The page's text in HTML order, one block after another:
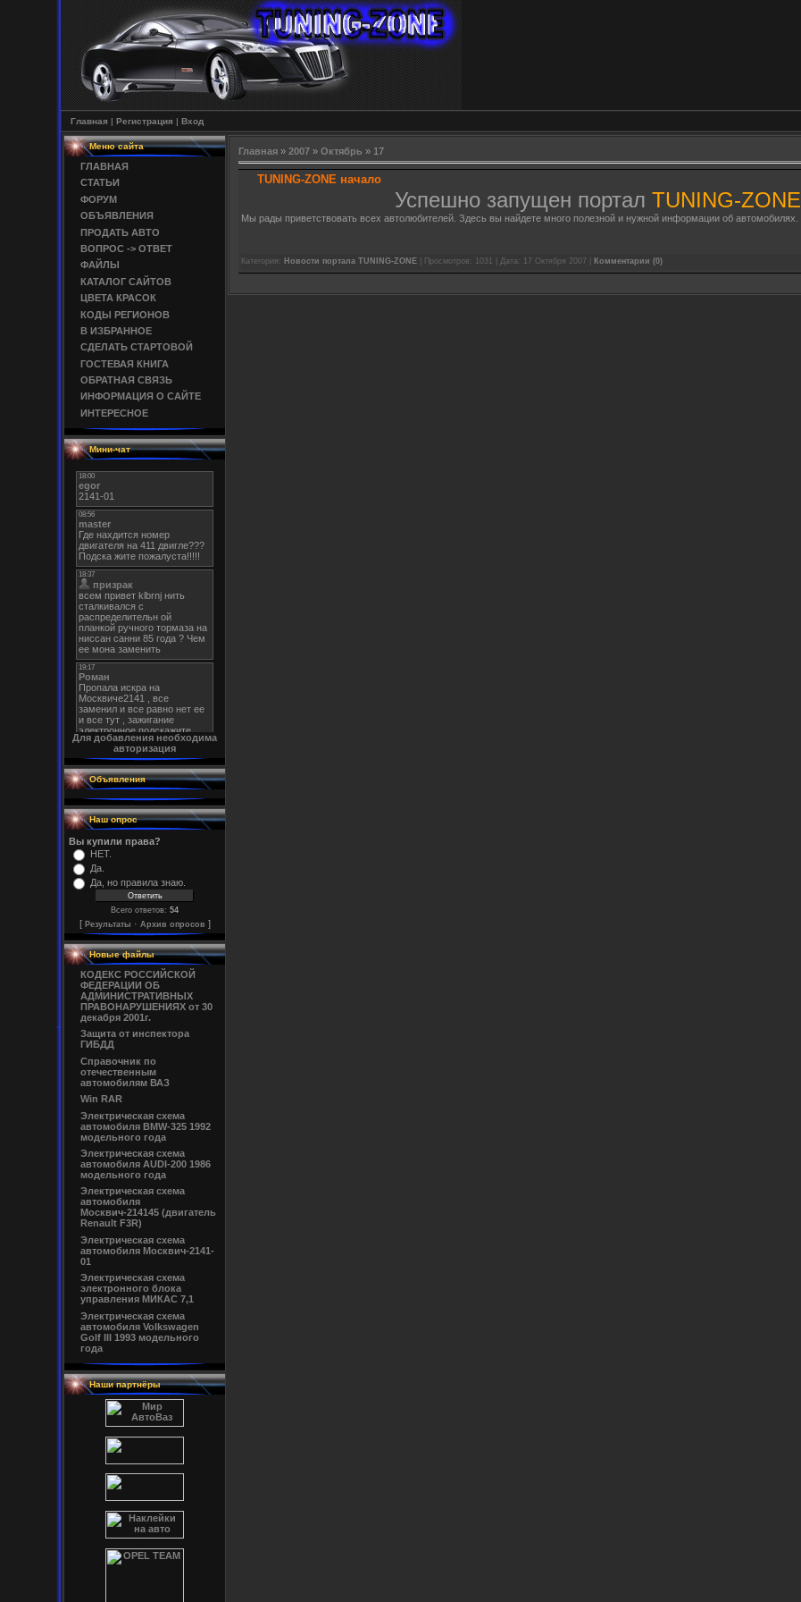
Главная | Регистрация | Вход
Меню сайта
ГЛАВНАЯ
СТАТЬИ
ФОРУМ
ОБЪЯВЛЕНИЯ
ПРОДАТЬ АВТО
ВОПРОС -> ОТВЕТ
ФАЙЛЫ
КАТАЛОГ САЙТОВ
ЦВЕТА КРАСОК
КОДЫ РЕГИОНОВ
В ИЗБРАННОЕ
СДЕЛАТЬ СТАРТОВОЙ
ГОСТЕВАЯ КНИГА
ОБРАТНАЯ СВЯЗЬ
ИНФОРМАЦИЯ О САЙТЕ
ИНТЕРЕСНОЕ
Мини-чат
Для добавления необходима
авторизация
Объявления
Наш опрос
Вы купили права?
НЕТ.
Да.
Да, но правила знаю.
Всего ответов: 54
[ Результаты · Архив опросов ]
Новые файлы
КОДЕКС РОССИЙСКОЙ
ФЕДЕРАЦИИ ОБ
АДМИНИСТРАТИВНЫХ
ПРАВОНАРУШЕНИЯХ от 30
декабря 2001г.
Защита от инспектора
ГИБДД
Справочник по
отечественным
автомобилям ВАЗ
Win RAR
Электрическая схема
автомобиля BMW-325 1992
модельного года
Электрическая схема
автомобиля AUDI-200 1986
модельного года
Электрическая схема
автомобиля
Москвич-214145 (двигатель
Renault F3R)
Электрическая схема
автомобиля Москвич-2141-
01
Электрическая схема
электронного блока
управления МИКАС 7,1
Электрическая схема
автомобиля Volkswagen
Golf III 1993 модельного
года
Наши партнёры
Главная » 2007 » Октябрь » 17
TUNING-ZONE начало
Успешно запущен портал TUNING-ZONE
Мы рады приветствовать всех автолюбителей. Здесь вы найдете много полезной и нужной информации об автомобилях.
Категория: Новости портала TUNING-ZONE | Просмотров: 1031 | Дата: 17 Октября 2007 Комментарии (0)